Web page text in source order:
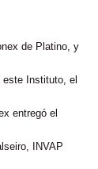
de Platino, y
Instituto, el
entregó el
INVAP